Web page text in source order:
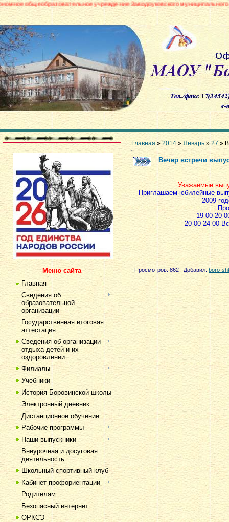
учреждение Заводоуковского муниципального округа
Меню сайта
Главная
Сведения об
образовательной
организации
Государственная итоговая
аттестация
Сведения об организации
отдыха детей и их
оздоровлении
Филиалы
Учебники
История Боровинской школы
Электронный дневник
Дистанционное обучение
Рабочие программы
Наши выпускники
Внеурочная и досуговая
деятельность
Школьный спортивный клуб
Кабинет профориентации
Родителям
Безопасный интернет
ОРКСЭ
Главная »2014 » Январь » 27 »
Вечер встречи
Уважаемые
Приглашаем юбилейные
2009
19-00-20-
20-00-24-00-
Просмотров: 862 | Добавил: boro-